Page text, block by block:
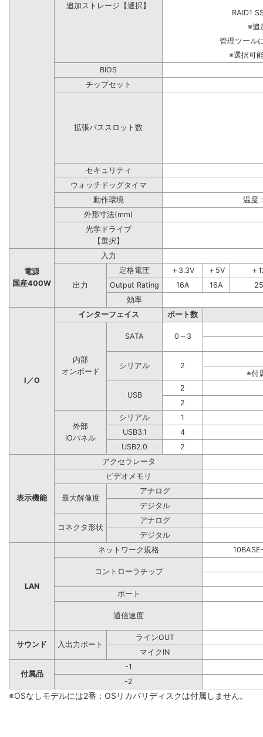
追加ストレージ【選択】
RAID1
※追
管理ツール
※選択可
BIOS
チップセット
拡張バススロット数
セキュリティ
ウォッチドッグタイマ
動作環境
温度
外形寸法(mm)
光学ドライブ
【選択】
電源
国産400W
入力
出力
定格電圧 ＋3.3V ＋5V
＋
Output Rating
16A 16A
効率
I／O
インターフェイス ポート数
内部
オンボード
SATA 0～3
シリアル
2
※付
USB
2
2
外部
IOパネル
シリアル
1
USB3.1
4
USB2.0
2
表示機能
アクセラレータ
ビデオメモリ
最大解像度
アナログ
デジタル
コネクタ形状
アナログ
デジタル
LAN
ネットワーク規格
コントローラチップ
ポート
通信速度
サウンド 入出力ポート
ラインOUT
マイクIN
付属品
-1
-2
※OSなしモデルには2番：OSリカバリディスクは付属しません。